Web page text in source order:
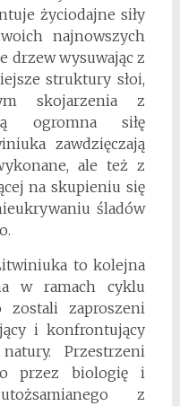
życiodajne siły
najnowszych
drzew wysuwając z
struktury słoi,
skojarzenia z
ogromna siłę
zawdzięczają
ale też z
na skupieniu się
śladów
to kolejna
w ramach cyklu
zaproszeni
i konfrontujący
Przestrzeni
przez biologię i
z